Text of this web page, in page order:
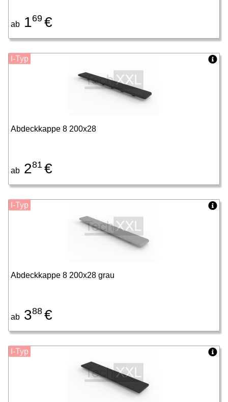
ab 169 €
Abdeckkappe 8 200x28
ab 281 €
I-Typ
Abdeckkappe 8 200x28 grau
ab 388 €
I-Typ
I-Typ